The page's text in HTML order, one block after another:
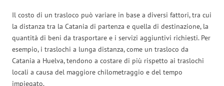
Il costo di un trasloco può variare in base a diversi fattori, tra cui
la distanza tra la Catania di partenza e quella di destinazione, la
quantità di beni da trasportare e i servizi aggiuntivi richiesti. Per
esempio, i traslochi a lunga distanza, come un trasloco da
Catania a Huelva, tendono a costare di più rispetto ai traslochi
locali a causa del maggiore chilometraggio e del tempo
impiegato.